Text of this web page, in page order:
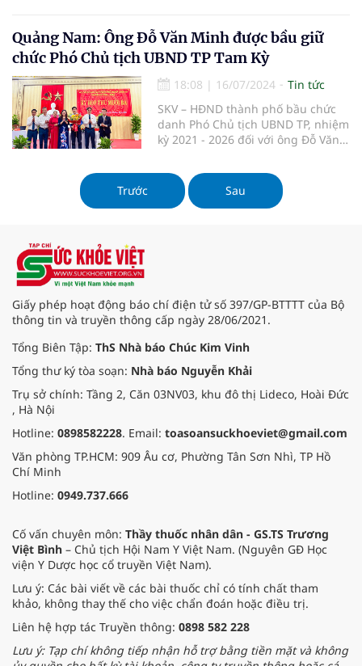
Quảng Nam: Ông Đỗ Văn Minh được bầu giữ
chức Phó Chủ tịch UBND TP Tam Kỳ
18:08 | 16/07/2024
Tin tức
SKV – HĐND thành phố bầu chức
danh Phó Chủ tịch UBND TP, nhiệm
kỳ 2021 - 2026 đối với ông Đỗ Văn
Thạnh, Chủ tịch UBND phường Tân
Thạnh
Trước Sau
Giấy phép hoạt động báo chí điện tử số 397/GP-BTTTT của Bộ
thông tin và truyền thông cấp ngày 28/06/2021.
Tổng Biên Tập: ThS Nhà báo Chúc Kim Vinh
Tổng thư ký tòa soạn: Nhà báo Nguyễn Khải
Trụ sở chính: Tầng 2, Căn 03NV03, khu đô thị Lideco, Hoài Đức
, Hà Nội
Hotline: 0898582228. Email: toasoansuckhoeviet@gmail.com
Văn phòng TP.HCM: 909 Âu cơ, Phường Tân Sơn Nhì, TP Hồ
Chí Minh
Hotline: 0949.737.666
Cố vấn chuyên môn: Thầy thuốc nhân dân - GS.TS Trương
Việt Bình – Chủ tịch Hội Nam Y Việt Nam. (Nguyên GĐ Học
viện Y Dược học cổ truyền Việt Nam).
Lưu ý: Các bài viết về các bài thuốc chỉ có tính chất tham
khảo, không thay thế cho việc chẩn đoán hoặc điều trị.
Liên hệ hợp tác Truyền thông: 0898 582 228
Lưu ý: Tạp chí không tiếp nhận hỗ trợ bằng tiền mặt và không